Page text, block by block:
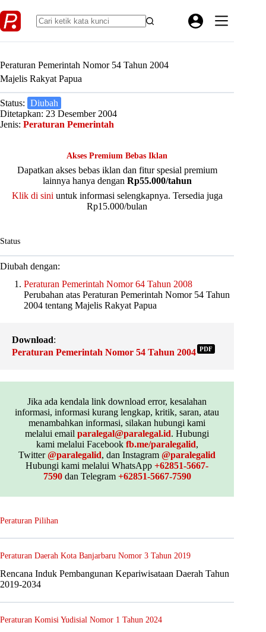
to
content
Peraturan Pemerintah Nomor 54 Tahun 2004
Majelis Rakyat Papua
Status: Diubah
Ditetapkan: 23 Desember 2004
Jenis: Peraturan Pemerintah
Akses Premium Bebas Iklan
Dapatkan akses bebas iklan dan fitur spesial premium
lainnya hanya dengan Rp55.000/tahun
Klik di sini untuk informasi selengkapnya. Tersedia juga
Rp15.000/bulan
Status
Diubah dengan:
Peraturan Pemerintah Nomor 64 Tahun 2008
Perubahan atas Peraturan Pemerintah Nomor 54 Tahun
2004 tentang Majelis Rakyat Papua
Download:
Peraturan Pemerintah Nomor 54 Tahun 2004 PDF
Jika ada kendala link download error, kesalahan
informasi, informasi kurang lengkap, kritik, saran, atau
menambahkan informasi, silakan hubungi kami
melalui emailparalegal@paralegal.id. Hubungi
kami melalui Facebook fb.me/paralegalid,
Twitter@paralegalid, dan Instagram@paralegalid
Hubungi kami melalui WhatsApp+62851-5667-
7590dan Telegram +62851-5667-7590
Peraturan Pilihan
Peraturan Daerah Kota Banjarbaru Nomor 3 Tahun 2019
Rencana Induk Pembangunan Kepariwisataan Daerah Tahun
2019-2034
Peraturan Komisi Yudisial Nomor 1 Tahun 2024